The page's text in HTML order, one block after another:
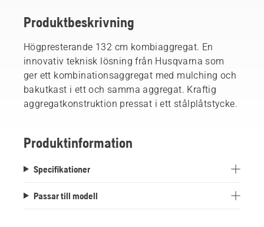
Produktbeskrivning
Högpresterande 132 cm kombiaggregat. En
innovativ teknisk lösning från Husqvarna som
ger ett kombinationsaggregat med mulching och
bakutkast i ett och samma aggregat. Kraftig
aggregatkonstruktion pressat i ett stålplåtstycke.
Produktinformation
Specifikationer
Passar till modell